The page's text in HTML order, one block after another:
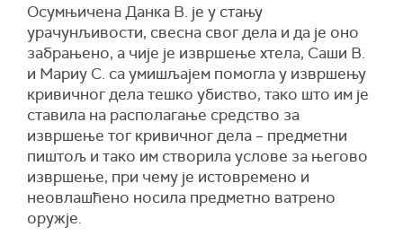
Осумњичена Данка В. је у стању
урачунљивости, свесна свог дела и да је оно
забрањено, а чије је извршење хтела, Саши В.
и Мариу С. са умишљајем помогла у извршењу
кривичног дела тешко убиство, тако што им је
ставила на располагање средство за
извршење тог кривичног дела – предметни
пиштољ и тако им створила услове за његово
извршење, при чему је истовремено и
неовлашћено носила предметно ватрено
оружје.